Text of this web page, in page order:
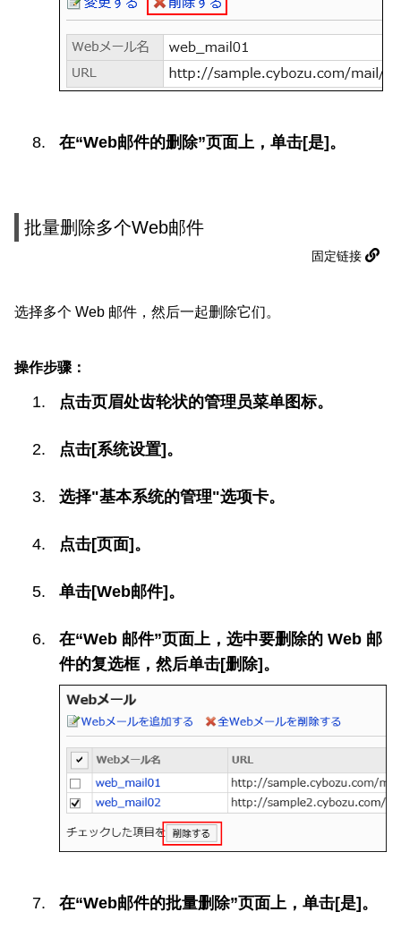
在“Web邮件的删除”页面上，单击[是]。
批量删除多个Web邮件
固定链接
选择多个 Web 邮件，然后一起删除它们。
操作步骤：
点击页眉处齿轮状的管理员菜单图标。
点击[系统设置]。
选择"基本系统的管理"选项卡。
点击[页面]。
单击[Web邮件]。
在“Web 邮件”页面上，选中要删除的 Web 邮
件的复选框，然后单击[删除]。
在“Web邮件的批量删除”页面上，单击[是]。